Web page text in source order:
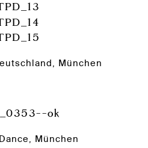
München
München